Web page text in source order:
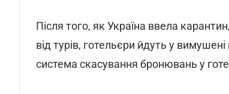
Після того, як Україна ввела
від турів, готельєри йдуть у вимушені
система скасування бронювань у